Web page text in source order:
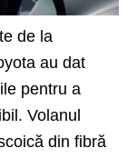
de la
au dat
pentru a
Volanul
din fibră